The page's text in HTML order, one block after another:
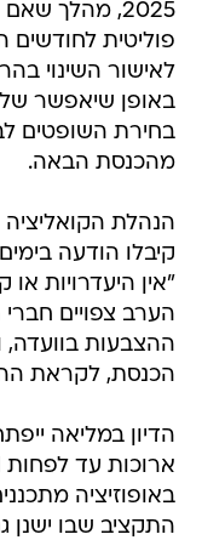
2025, מהלך
פוליטית
לאישור השינוי
באופן שיאפשר
בחירת השופטים
מהכנסת הבאה.
הנהלת הקואליציה
קיבלו הודעה
"אין היעדרויות או
הערב צפויים
ההצבעות בוועדה,
הכנסת, לקראת
הדיון במליאה
באופוזיציה
התקציב שבו ישנן